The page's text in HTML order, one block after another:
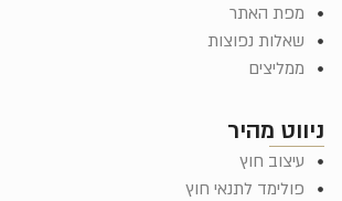
ניווט מהיר
עיצוב חוץ
פולימד לתנאי חוץ
מפת האתר
שאלות נפוצות
ממליצים